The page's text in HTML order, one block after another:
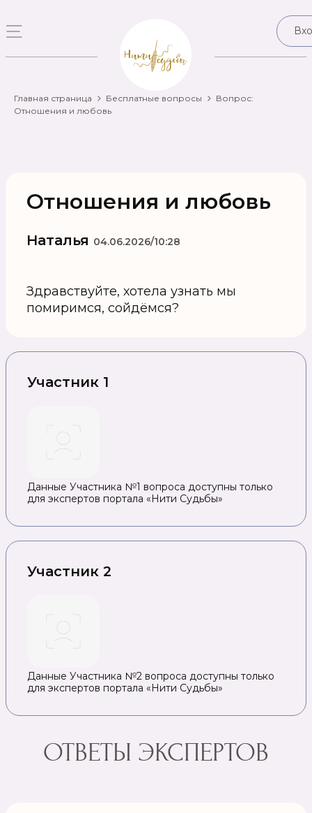
Главная страница Бесплатные вопросы
Вопрос:
Отношения и любовь
Отношения и любовь
Наталья 04.06.2026/10:28
Здравствуйте, хотела узнать мы
помиримся, сойдёмся?
Участник 1
Данные Участника №1 вопроса доступны только
для экспертов портала «Нити Судьбы»
Участник 2
Данные Участника №2 вопроса доступны только
для экспертов портала «Нити Судьбы»
ОТВЕТЫ ЭКСПЕРТОВ